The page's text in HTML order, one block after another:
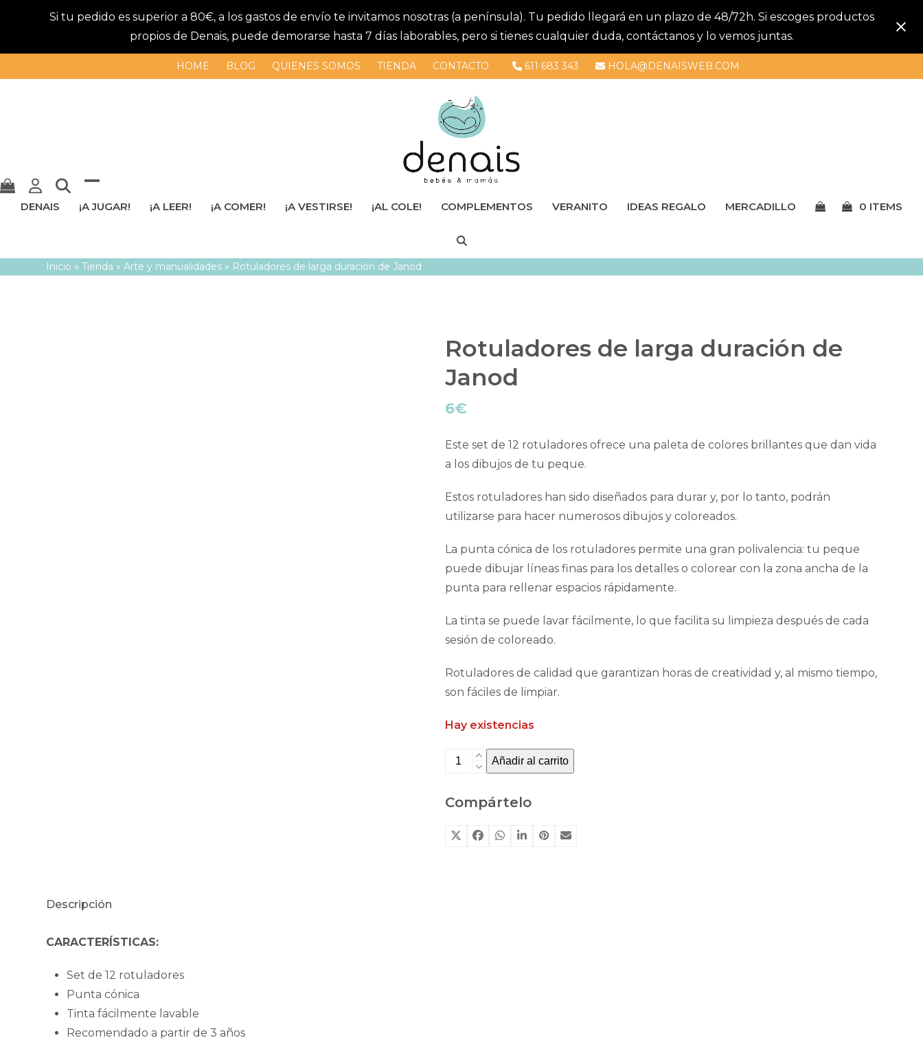
Si tu pedido es superior a 80€, a los gastos de envío te invitamos nosotras (a península). Tu pedido llegará en un plazo de 48/72h. Si escoges productos
propios de Denais, puede demorarse hasta 7 días laborables, pero si tienes cualquier duda, contáctanos y lo vemos juntas.
HOME BLOG QUIENES SOMOS TIENDA CONTACTO 611 683 343 HOLA@DENAISWEB.COM
Mostrar
menú
Cerrar
DENAIS ¡A JUGAR! ¡A LEER! ¡A COMER! ¡A VESTIRSE! ¡AL COLE! COMPLEMENTOS VERANITO IDEAS REGALO MERCADILLO 0 ITEMS
Inicio »Tienda »Arte y manualidades » Rotuladores de larga duración de Janod
Rotuladores de larga duración de
Janod
6€
Este set de 12 rotuladores ofrece una paleta de colores brillantes que dan vida
a los dibujos de tu peque.
Estos rotuladores han sido diseñados para durar y, por lo tanto, podrán
utilizarse para hacer numerosos dibujos y coloreados.
La punta cónica de los rotuladores permite una gran polivalencia: tu peque
puede dibujar líneas finas para los detalles o colorear con la zona ancha de la
punta para rellenar espacios rápidamente.
La tinta se puede lavar fácilmente, lo que facilita su limpieza después de cada
sesión de coloreado.
Rotuladores de calidad que garantizan horas de creatividad y, al mismo tiempo,
son fáciles de limpiar.
Hay existencias
Rotuladores
larga
de
Añadir al carrito
Compártelo
Descripción
CARACTERÍSTICAS:
Set de 12 rotuladores
Punta cónica
Tinta fácilmente lavable
Recomendado a partir de 3 años